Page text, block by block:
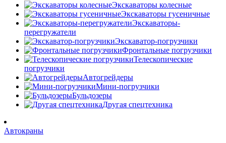
Экскаваторы колесные
Экскаваторы гусеничные
Экскаваторы-
перегружатели
Экскаватор-погрузчики
Фронтальные погрузчики
Телескопические
погрузчики
Автогрейдеры
Мини-погрузчики
Бульдозеры
Другая спецтехника
Автокраны